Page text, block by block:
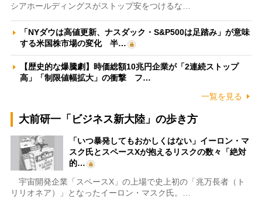
シアホールディングスがストップ安をつけるな…
「NYダウは高値更新、ナスダック・S&P500は足踏み」が意味
する米国株市場の変化 半…
【歴史的な爆騰劇】時価総額10兆円企業が「2連続ストップ
高」「制限値幅拡大」の衝撃 フ…
一覧を見る
大前研一「ビジネス新大陸」の歩き方
「いつ暴発してもおかしくはない」イーロン・マ
スク氏とスペースXが抱えるリスクの数々「絶対
的…
宇宙開発企業「スペースX」の上場で史上初の「兆万長者（ト
リリオネア）」となったイーロン・マスク氏。…